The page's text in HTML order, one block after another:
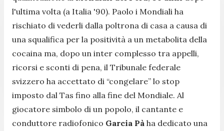
l'ultima volta (a Italia '90). Paolo i Mondiali ha
rischiato di vederli dalla poltrona di casa a causa di
una squalifica per la positività a un metabolita della
cocaina ma, dopo un inter complesso tra appelli,
ricorsi e sconti di pena, il Tribunale federale
svizzero ha accettato di “congelare” lo stop
imposto dal Tas fino alla fine del Mondiale. Al
giocatore simbolo di un popolo, il cantante e
conduttore radiofonico Garcia Pà ha dedicato una